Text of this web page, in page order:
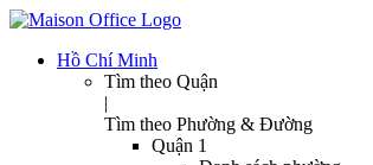
Hồ Chí Minh
Tìm theo Quận
|
Tìm theo Phường & Đường
Quận 1